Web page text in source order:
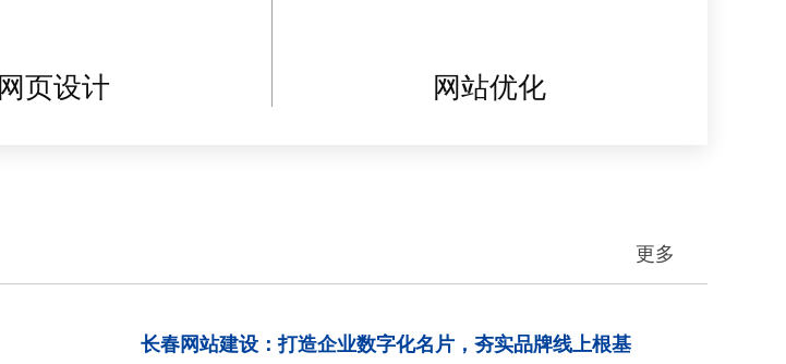
网页设计 网站优化
更多
长春网站建设：打造企业数字化名片，夯实品牌线上根基